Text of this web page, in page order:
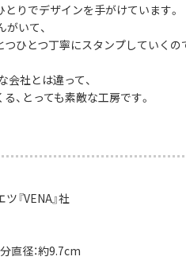
りでデザインを手がけています。
いて、
ひとつ丁寧にスタンプしていくの
会社とは違って、
、とっても素敵な工房です。
『VENA』社
直径：約9.7cm